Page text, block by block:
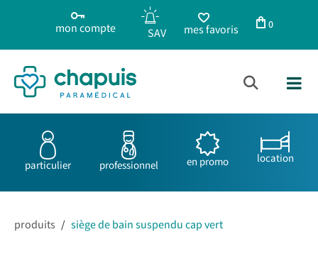
mon compte mes favoris 0
particulier professionnel en promo location
produits / siège de bain suspendu cap vert